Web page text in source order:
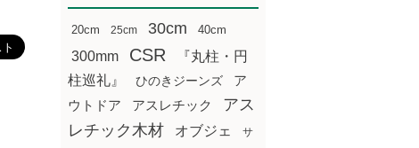
20cm 25cm 30cm 40cm
300mm CSR
『丸柱・円
柱巡礼』
ひのきジーンズ
ア
ウトドア
アスレチック
アス
レチック木材
オブジェ
サ